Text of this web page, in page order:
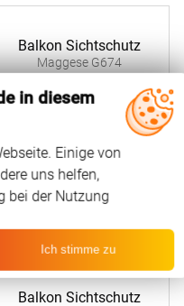
Balkon Sichtschutz
Maggese G674
Konfigurieren
Balkon Sichtschutz
in diesem
Einige von
uns helfen,
bei der Nutzung
Ich stimme zu